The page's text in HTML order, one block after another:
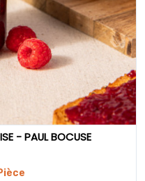
- PAUL BOCUSE